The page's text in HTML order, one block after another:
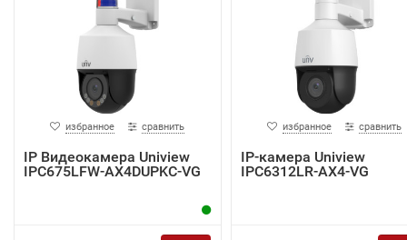
избранное сравнить
IP Видеокамера Uniview
IPC675LFW-AX4DUPKC-VG
избранное сравнить
IP-камера Uniview
IPC6312LR-AX4-VG